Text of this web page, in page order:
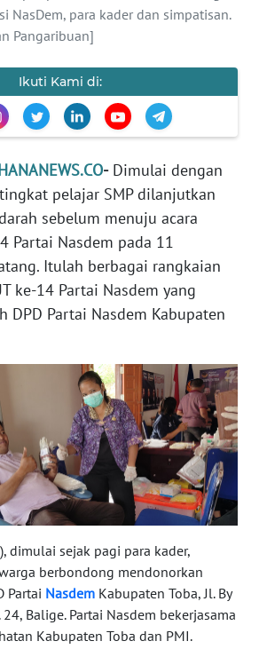
NasDem, para kader dan simpatisan.
Pangaribuan]
Ikuti Kami di:
-Dimulai dengan
pelajar SMP dilanjutkan
sebelum menuju acara
Partai Nasdem pada 11
Itulah berbagai rangkaian
ke-14 Partai Nasdem yang
DPD Partai Nasdem Kabupaten
dimulai sejak pagi para kader,
berbondong mendonorkan
Partai Nasdem Kabupaten Toba, Jl. By
Balige. Partai Nasdem bekerjasama
Kabupaten Toba dan PMI.